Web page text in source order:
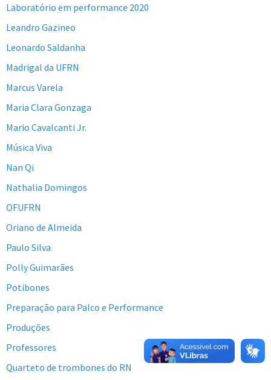
Laboratório em performance 2020
Leandro Gazineo
Leonardo Saldanha
Madrigal da UFRN
Marcus Varela
Maria Clara Gonzaga
Mario Cavalcanti Jr.
Música Viva
Nan Qi
Nathalia Domingos
OFUFRN
Oriano de Almeida
Paulo Silva
Polly Guimarães
Potibones
Preparação para Palco e Performance
Produções
Professores
Quarteto de trombones do RN